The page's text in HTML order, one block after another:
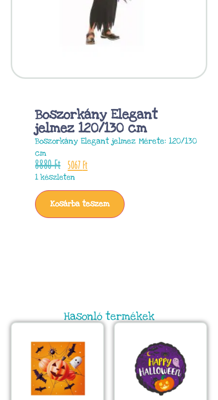
Boszorkány Elegant
jelmez 120/130 cm
Boszorkány Elegant jelmez Mérete: 120/130
cm
8880Ft 5067Ft
1 készleten
Kosárba teszem
Hasonló termékek